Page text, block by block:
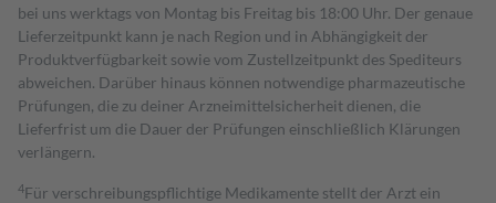
bei uns werktags von Montag bis Freitag bis 18:00 Uhr. Der genaue
Lieferzeitpunkt kann je nach Region und in Abhängigkeit der
Produktverfügbarkeit sowie vom Zustellzeitpunkt des Spediteurs
abweichen. Darüber hinaus können notwendige pharmazeutische
Prüfungen, die zu deiner Arzneimittelsicherheit dienen, die
Lieferfrist um die Dauer der Prüfungen einschließlich Klärungen
verlängern.
4Für verschreibungspflichtige Medikamente stellt der Arzt ein